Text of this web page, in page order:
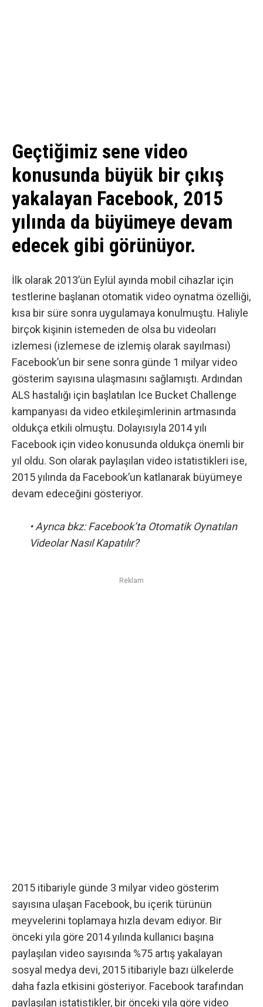
Geçtiğimiz sene video
konusunda büyük bir çıkış
yakalayan Facebook, 2015
yılında da büyümeye devam
edecek gibi görünüyor.
İlk olarak 2013’ün Eylül ayında mobil cihazlar için
testlerine başlanan otomatik video oynatma özelliği,
kısa bir süre sonra uygulamaya konulmuştu. Haliyle
birçok kişinin istemeden de olsa bu videoları
izlemesi (izlemese de izlemiş olarak sayılması)
Facebook’un bir sene sonra günde 1 milyar video
gösterim sayısına ulaşmasını sağlamıştı. Ardından
ALS hastalığı için başlatılan Ice Bucket Challenge
kampanyası da video etkileşimlerinin artmasında
oldukça etkili olmuştu. Dolayısıyla 2014 yılı
Facebook için video konusunda oldukça önemli bir
yıl oldu. Son olarak paylaşılan video istatistikleri ise,
2015 yılında da Facebook’un katlanarak büyümeye
devam edeceğini gösteriyor.
• Ayrıca bkz:Facebook’ta Otomatik Oynatılan
Videolar Nasıl Kapatılır?
Reklam
2015 itibariyle günde 3 milyar video gösterim
sayısına ulaşan Facebook, bu içerik türünün
meyvelerini toplamaya hızla devam ediyor. Bir
önceki yıla göre 2014 yılında kullanıcı başına
paylaşılan video sayısında %75 artış yakalayan
sosyal medya devi, 2015 itibariyle bazı ülkelerde
daha fazla etkisini gösteriyor. Facebook tarafından
paylaşılan istatistikler, bir önceki yıla göre video